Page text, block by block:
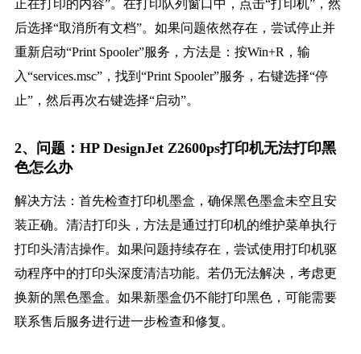
正在打印的内容”。在打印队列窗口中，点击“打印机”，然
后选择“取消所有文档”。如果问题依然存在，尝试停止并
重新启动“Print Spooler”服务，方法是：按Win+R，输
入“services.msc”，找到“Print Spooler”服务，右键选择“停
止”，然后再次右键选择“启动”。
2、问题：HP DesignJet Z2600ps打印机无法打印黑
色怎么办
解决方法：首先检查打印机墨盒，确保黑色墨盒未空且安
装正确。清洁打印头，方法是通过打印机的维护菜单执行
打印头清洁操作。如果问题持续存在，尝试使用打印机驱
动程序中的打印头深度清洁功能。若仍无法解决，考虑更
换新的黑色墨盒。如果新墨盒仍不能打印黑色，可能需要
联系售后服务进行进一步检查和修复。